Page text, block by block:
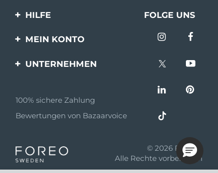
HILFE
Kontaktiere uns
FOLGE UNS
MEIN KONTO
UNTERNEHMEN
Partnerprogramm
Partner Nachrichten
Einzelhändler
100% sichere Zahlung
Bewertungen von Bazaarvoice
© 2026 FOREO
Alle Rechte vorbehalten